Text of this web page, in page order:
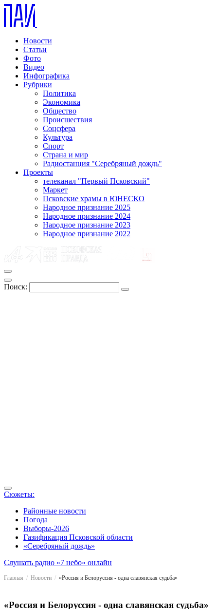
Новости
Статьи
Фото
Видео
Инфографика
Рубрики
Политика
Экономика
Общество
Происшествия
Соцсфера
Культура
Спорт
Страна и мир
Радиостанция "Серебряный дождь"
Проекты
телеканал "Первый Псковский"
Маркет
Псковские храмы в ЮНЕСКО
Народное признание 2025
Народное признание 2024
Народное признание 2023
Народное признание 2022
Поиск:
Сюжеты:
Районные новости
Погода
Выборы-2026
Газификация Псковской области
«Серебряный дождь»
Слушать радио «7 небо» онлайн
Главная Новости «Россия и Белоруссия - одна славянская судьба»
«Россия и Белоруссия - одна славянская судьба»